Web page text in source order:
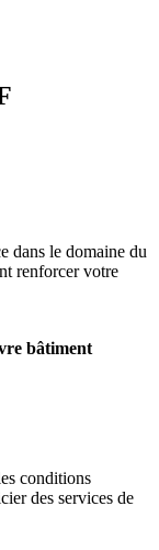
dans le domaine du
renforcer votre
bâtiment
conditions
des services de